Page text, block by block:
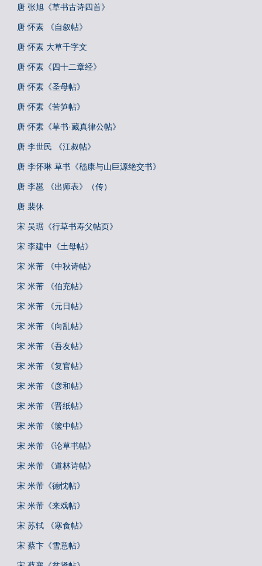
唐 张旭《草书古诗四首》
唐 怀素 《自叙帖》
唐 怀素 大草千字文
唐 怀素《四十二章经》
唐 怀素《圣母帖》
唐 怀素《苦笋帖》
唐 怀素《草书·藏真律公帖》
唐 李世民 《江叔帖》
唐 李怀琳 草书《嵇康与山巨源绝交书》
唐 李邕 《出师表》（传）
唐 裴休
宋 吴琚《行草书寿父帖页》
宋 李建中《土母帖》
宋 米芾 《中秋诗帖》
宋 米芾 《伯充帖》
宋 米芾 《元日帖》
宋 米芾 《向乱帖》
宋 米芾 《吾友帖》
宋 米芾 《复官帖》
宋 米芾 《彦和帖》
宋 米芾 《晋纸帖》
宋 米芾 《箧中帖》
宋 米芾 《论草书帖》
宋 米芾 《道林诗帖》
宋 米芾《德忱帖》
宋 米芾《来戏帖》
宋 苏轼 《寒食帖》
宋 蔡卞《雪意帖》